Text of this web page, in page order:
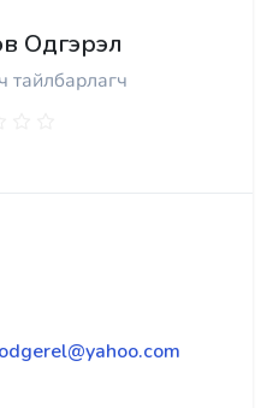
Одгэрэл
тайлбарлагч